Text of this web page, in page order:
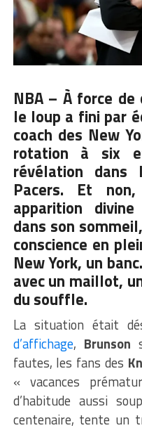
NBA – À force
le loup a fini par
coach des New
rotation à six
révélation
Pacers. Et
apparition
dans son
conscience en
New York, un
avec un maillot,
du souffle.
La situation était
d’affichage, Brunson
fautes, les fans des
« vacances
d’habitude aussi
centenaire, tente un